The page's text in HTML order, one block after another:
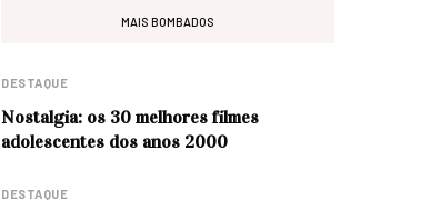
MAIS BOMBADOS
DESTAQUE
Nostalgia: os 30 melhores filmes
adolescentes dos anos 2000
DESTAQUE